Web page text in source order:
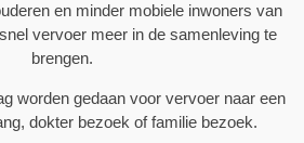
en minder mobiele inwoners van
vervoer meer in de samenleving te
brengen.
worden gedaan voor vervoer naar een
dokter bezoek of familie bezoek.